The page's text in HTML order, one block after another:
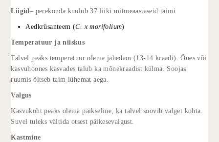
Liigid– perekonda kuulub 37 liiki mitmeaastaseid taimi
Aedkrüsanteem (C. x morifolium)
Temperatuur ja niiskus
Talvel peaks temperatuur olema jahedam (13-14 kraadi). Õues või
kasvuhoones kasvades talub ka mõnekraadist külma. Soojas
ruumis õitseb taim lühemat aega.
Valgus
Kasvukoht peaks olema päikseline, ka talvel soovib valget kohta.
Suvel tuleks vältida otsest päikesevalgust.
Kastmine